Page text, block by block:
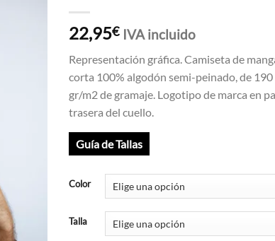
22,95€ IVA incluido
Representación gráfica. Camiseta de
corta 100% algodón semi-peinado, de 190
gr/m2 de gramaje. Logotipo de marca en
trasera del cuello.
Guía de Tallas
Color
Talla